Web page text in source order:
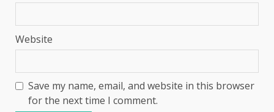
Website
Save my name, email, and website in this browser
for the next time I comment.